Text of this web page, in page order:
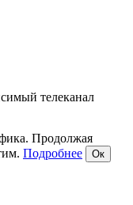
телеканал
Продолжая
Подробнее Ок